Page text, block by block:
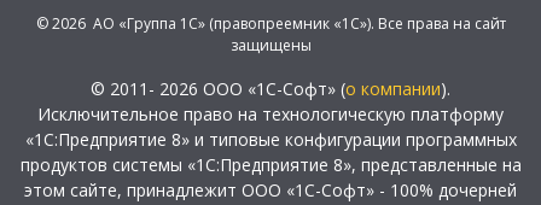
© 2026 АО «Группа 1С» (правопреемник «1С»). Все права на сайт
защищены
© 2011- 2026 ООО «1С-Софт» (о компании).
Исключительное право на технологическую платформу
«1С:Предприятие 8» и типовые конфигурации программных
продуктов системы «1С:Предприятие 8», представленные на
этом сайте, принадлежит ООО «1С-Софт» - 100% дочерней